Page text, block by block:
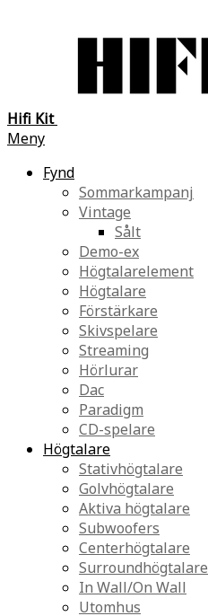
Hifi Kit
Meny
Fynd
Sommarkampanj
Vintage
Sålt
Demo-ex
Högtalarelement
Högtalare
Förstärkare
Skivspelare
Streaming
Hörlurar
Dac
Paradigm
CD-spelare
Högtalare
Stativhögtalare
Golvhögtalare
Aktiva högtalare
Subwoofers
Centerhögtalare
Surroundhögtalare
In Wall/On Wall
Utomhus